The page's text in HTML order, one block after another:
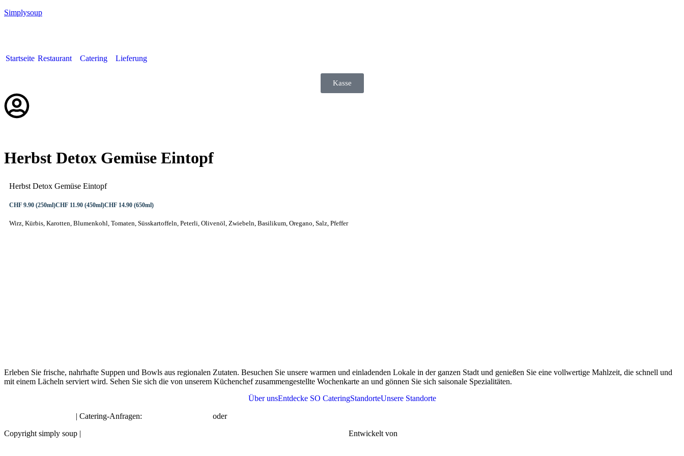
Simplysoup
Startseite Restaurant Catering Lieferung
Kasse
Herbst Detox Gemüse Eintopf
Herbst Detox Gemüse Eintopf
CHF 9.90 (250ml)CHF 11.90 (450ml)CHF 14.90 (650ml)
Wirz, Kürbis, Karotten, Blumenkohl, Tomaten, Süsskartoffeln, Peterli, Olivenöl, Zwiebeln, Basilikum, Oregano, Salz, Pfeffer
Erleben Sie frische, nahrhafte Suppen und Bowls aus regionalen Zutaten. Besuchen Sie unsere warmen und einladenden Lokale in der ganzen Stadt und genießen Sie eine vollwertige Mahlzeit, die schnell und
mit einem Lächeln serviert wird. Sehen Sie sich die von unserem Küchenchef zusammengestellte Wochenkarte an und gönnen Sie sich saisonale Spezialitäten.
Über unsEntdecke SO CateringStandorteUnsere Standorte
| Catering-Anfragen: oder
Copyright simply soup |
Entwickelt von